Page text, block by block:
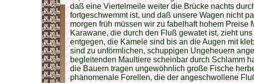
daß eine Viertelmeile weiter die Brücke nachts
fortgeschwemmt ist, und daß unsere Wagen nicht
morgen früh müssen wir zu fabelhaft hohem Preise
Karawane, die durch den Fluß gewatet ist, zieht
entgegen, die Kamele sind bis an die Augen mit
sind zu unförmlichen, schuppigen Ungeheuern
begleitenden Maultiere scheinbar durch Schlamm
die Bauern tragen ungewöhnlich große Fische
phänomenale Forellen, die der angeschwollene